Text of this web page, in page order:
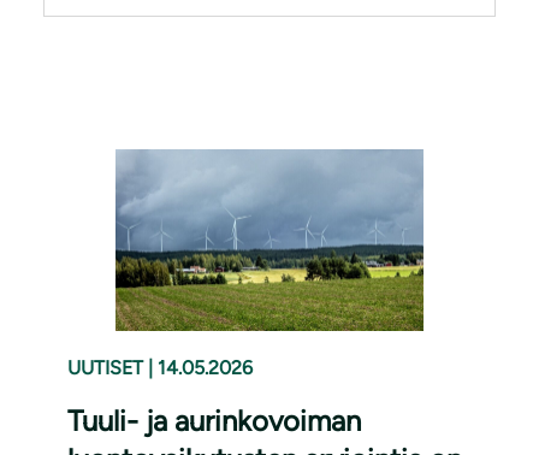
UUTISET 14.05.2026
Tuuli- ja aurinkovoiman